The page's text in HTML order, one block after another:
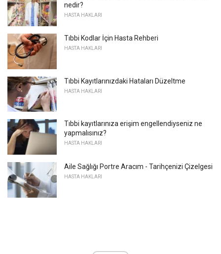
nedir?
HASTA HAKLARI
Tıbbi Kodlar İçin Hasta Rehberi
HASTA HAKLARI
Tıbbi Kayıtlarınızdaki Hataları Düzeltme
HASTA HAKLARI
Tıbbi kayıtlarınıza erişim engellendiyseniz ne
yapmalısınız?
HASTA HAKLARI
Aile Sağlığı Portre Aracım - Tarihçenizi Çizelgesi
HASTA HAKLARI